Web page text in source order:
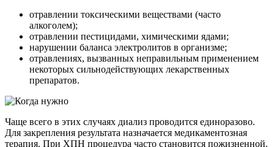
отравлении токсическими веществами (часто
алкоголем);
отравлении пестицидами, химическими ядами;
нарушении баланса электролитов в организме;
отравлениях, вызванных неправильным применением
некоторых сильнодействующих лекарственных
препаратов.
Чаще всего в этих случаях диализ проводится единоразово.
Для закрепления результата назначается медикаментозная
терапия. При ХПН процедура часто становится пожизненной.